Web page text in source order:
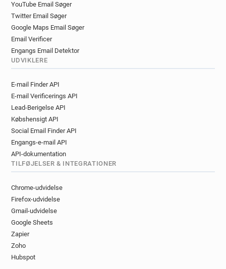
YouTube Email Søger
Twitter Email Søger
Google Maps Email Søger
Email Verificer
Engangs Email Detektor
UDVIKLERE
E-mail Finder API
E-mail Verificerings API
Lead-Berigelse API
Købshensigt API
Social Email Finder API
Engangs-e-mail API
API-dokumentation
TILFØJELSER & INTEGRATIONER
Chrome-udvidelse
Firefox-udvidelse
Gmail-udvidelse
Google Sheets
Zapier
Zoho
Hubspot